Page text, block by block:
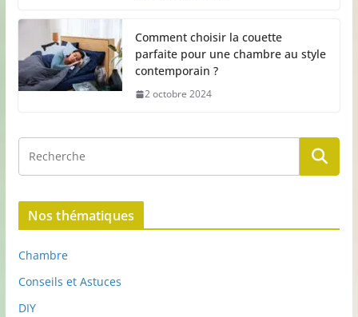
Comment choisir la couette
parfaite pour une chambre au style
contemporain ?
2 octobre 2024
Nos thématiques
Chambre
Conseils et Astuces
DIY